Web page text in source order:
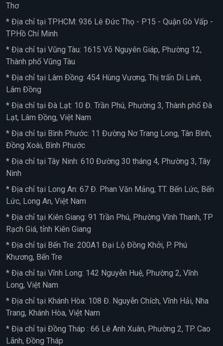
Thơ
* Địa chỉ tại TPHCM: 936 Lê Đức Thọ - P15 - Quận Gò Vấp -
TP.Hồ Chí Minh
* Địa chỉ tại Vũng Tàu: 1615 Võ Nguyên Giáp, Phường 12,
Thành phố Vũng Tàu
* Địa chỉ tại Lâm Đồng: 454 Hùng Vương, Thị trấn Di Linh,
Lâm Đồng
* Địa chỉ tại Đà Lạt: 10 Đ. Trần Phú, Phường 3, Thành phố Đà
Lạt, Lâm Đồng, Việt Nam
* Địa chỉ tại Bình Phước: 11 Đường Nơ Trang Long, Tân Bình,
Đồng Xoài, Bình Phước
* Địa chỉ tại Tây Ninh: 610 Đường 30 tháng 4, Phường 3, Tây
Ninh
* Địa chỉ tại Long An: 67 Đ. Phan Văn Mảng, TT. Bến Lức, Bến
Lức, Long An, Việt Nam
* Địa chỉ tại Kiên Giang: 91 Trần Phú, Phường Vĩnh Thanh, TP
Rạch Giá, tỉnh Kiên Giang
* Địa chỉ tại Bến Tre: 200A1 Đại Lộ Đồng Khởi, P. Phú
Khương, Bến Tre
* Địa chỉ tại Vĩnh Long: 142 Nguyễn Huệ, Phường 2, Vĩnh
Long, Việt Nam
* Địa chỉ tại Khánh Hòa: 108 Đ. Nguyễn Chích, Vĩnh Hải, Nha
Trang, Khánh Hòa, Việt Nam
* Địa chỉ tại Đồng Tháp : 66 Lê Anh Xuân, Phường 2, TP. Cao
Lãnh, Đồng Tháp